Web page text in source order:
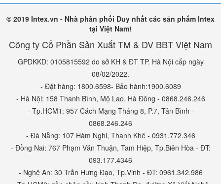
© 2019 Intex.vn - Nhà phân phối Duy nhất các sản phẩm Intex
tại Việt Nam!
Công ty Cổ Phần Sản Xuất TM & DV BBT Việt Nam
GPDKKD: 0105815592 do sở KH & ĐT TP. Hà Nội cấp ngày
08/02/2022.
- Đặt hàng: 1800.6598- Bảo hành:1900.6089
- Hà Nội: 158 Thanh Bình, Mộ Lao, Hà Đông - 0868.246.246
- Tp.HCM1: 957 Cách Mạng Tháng 8, P.7, Tân Bình -
0868.246.246
- Đà Nẵng: 107 Hàm Nghi, Thanh Khê - 0931.772.346
- Đồng Nai: 767 Phạm Văn Thuận, Tam Hiệp, Tp.Biên Hòa - ĐT:
093.177.4346
- Nghệ An: 30 Trần Hưng Đạo, Tp.Vinh - ĐT: 0961.342.986